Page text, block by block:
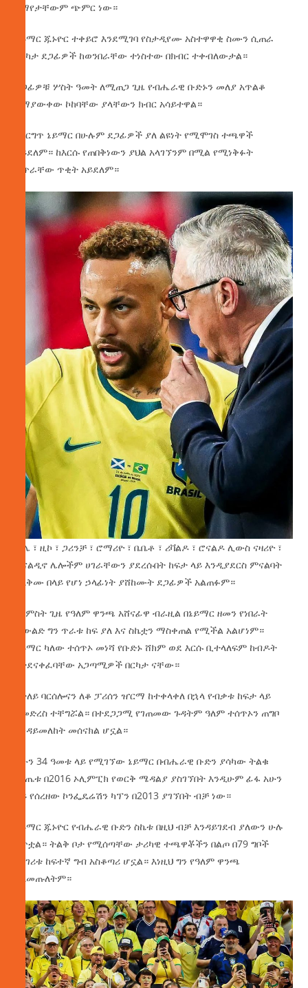
በማየታቸውም ጭምር ነው።
ኔይማር ጁኑዮር ተቀይሮ እንደሚገባ የስታዲየሙ አስተዋዋቂ ስሙን ሲጠራ
በርካታ ደጋፊዎች ከወንበራቸው ተነስተው በክብር ተቀብለውታል።
ደጋፊዎቹ ሦስት ዓመት ለሚጠጋ ጊዜ የብሔራዊ ቡድኑን መለያ አጥልቆ
ለማያውቀው ኮከባቸው ያላቸውን ክብር አሳይተዋል።
በእርግጥ ኔይማር በሁሉም ደጋፊዎች ያለ ልዩነት የሚሞገስ ተጫዋች
አይደለም። ከእርሱ የጠበቅነውን ያህል አላገኘንም በሚል የሚነቅፉት
ቁጥራቸው ጥቂት አይደለም።
ፔሌ ፣ ዚኮ ፣ ጋሪንቻ ፣ ሮማሪዮ ፣ ቤቤቶ ፣ ሪቫልዶ ፣ ሮናልዶ ሊውስ ናዛሪዮ ፣
ሮናልዲኖ ሌሎችም ሀገራቸውን ያደረሱበት ከፍታ ላይ እንዲያደርስ ምናልባት
ከአቅሙ በላይ የሆነ ኃላፊነት ያሸከሙት ደጋፊዎች አልጠፉም።
የአምስት ጊዜ የዓለም ዋንጫ አሸናፊዋ ብራዚል በኔይማር ዘመን የነበራት
ትውልድ ግን ጥራቱ ከፍ ያለ እና ስኬቷን ማስቀጠል የሚችል አልሆነም።
ኔይማር ካለው ተሰጥኦ መነሻ የቡድኑ ሸክም ወደ እርሱ ቢተላለፍም ከብዶት
የተደናቀፈባቸው አጋጣሚዎች በርካታ ናቸው።
በተለይ ባርሰሎናን ለቆ ፓሪሰን ዠርማ ከተቀላቀለ በኋላ የብቃቱ ከፍታ ላይ
ለመድረስ ተቸግሯል። በተደጋጋሚ የገጠመው ጉዳትም ዓለም ተሰጥኦን ጠግቦ
እንዳይመለከት መሰናክል ሆኗል።
አሁን 34 ዓመቱ ላይ የሚገኘው ኔይማር በብሔራዊ ቡድን ያሳካው ትልቁ
ውጤቱ በ2016 ኦሊምፒክ የወርቅ ሜዳልያ ያስገኘበት እንዲሁም ፊፋ አሁን
ላይ የሰረዘው ኮንፌዴሬሽን ካፕን በ2013 ያገኘበት ብቻ ነው።
ኔይማር ጁኑዮር የብሔራዊ ቡድን ስኬቱ በዚህ ብቻ እንዳይገደብ ያለውን ሁሉ
ሰጥቷል። ትልቅ ቦታ የሚሰጣቸው ታሪካዊ ተጫዋቾችን በልጦ በ79 ግቦች
የሀገሪቱ ከፍተኛ ግብ አስቆጣሪ ሆኗል። እነዚህ ግን የዓለም ዋንጫ
አላመጡለትም።